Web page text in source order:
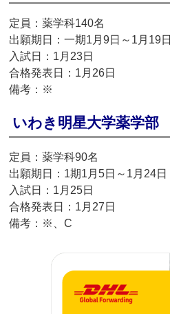
定員：薬学科140名
出願期日：一期1月9日～1月19日
入試日：1月23日
合格発表日：1月26日
備考：※
いわき明星大学薬学部
定員：薬学科90名
出願期日：1期1月5日～1月24日
入試日：1月25日
合格発表日：1月27日
備考：※、C